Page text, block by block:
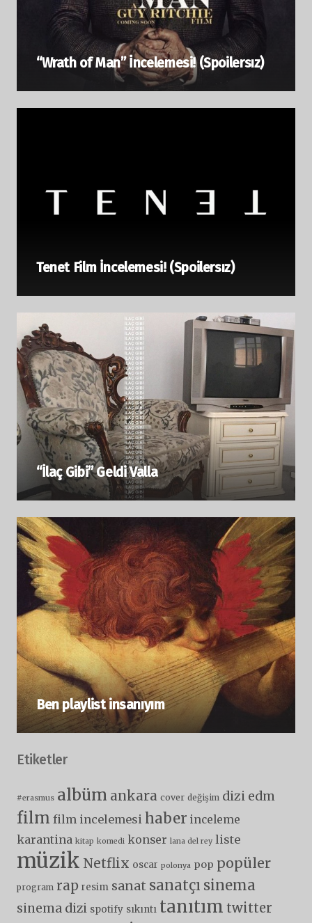
“Wrath of Man” İncelemesi! (Spoilersız)
Tenet Film İncelemesi! (Spoilersız)
“İlaç Gibi” Geldi Valla
Ben playlist insanıyım
Etiketler
#erasmus albüm ankara cover değişim dizi edm
film film incelemesi haber inceleme
karantina kitap komedi konser lana del rey liste
müzik Netflix oscar polonya pop popüler
program rap resim sanat sanatçı sinema
sinema dizi spotify sıkıntı tanıtım twitter